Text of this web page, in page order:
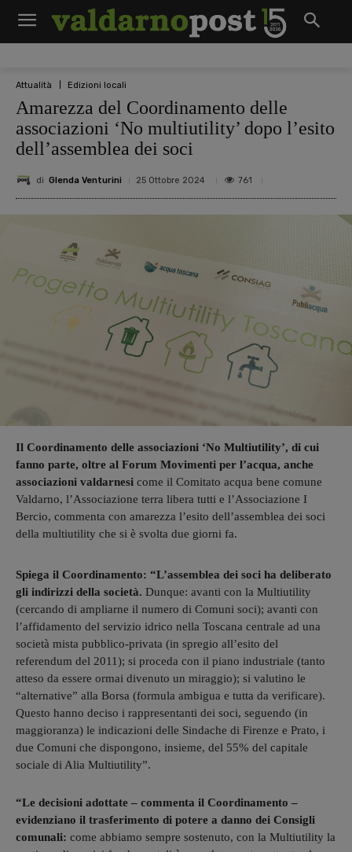
Attualità Edizioni locali
Amarezza del Coordinamento delle
associazioni ‘No multiutility’ dopo l’esito
dell’assemblea dei soci
di Glenda Venturini 25 Ottobre 2024 761
Il Coordinamento delle associazioni ‘No Multiutility’, di cui
fanno parte, oltre al Forum Movimenti per l’acqua, anche
associazioni valdarnesi come il Comitato acqua bene comune
Valdarno, l’Associazione terra libera tutti e l’Associazione I
Bercio, commenta con amarezza l’esito dell’assemblea dei soci
della multiutility che si è svolta due giorni fa.
Spiega il Coordinamento: “L’assemblea dei soci ha deliberato
gli indirizzi della società. Dunque: avanti con la Multiutility
(cercando di ampliarne il numero di Comuni soci); avanti con
l’affidamento del servizio idrico nella Toscana centrale ad una
società mista pubblico-privata (in spregio all’esito del
referendum del 2011); si proceda con il piano industriale (tanto
atteso da essere ormai divenuto un miraggio); si valutino le
“alternative” alla Borsa (formula ambigua e tutta da verificare).
Questo hanno deciso i rappresentanti dei soci, seguendo (in
maggioranza) le indicazioni delle Sindache di Firenze e Prato, i
due Comuni che dispongono, insieme, del 55% del capitale
sociale di Alia Multiutility”.
“Le decisioni adottate – commenta il Coordinamento –
evidenziano il trasferimento di potere a danno dei Consigli
comunali: come abbiamo sempre sostenuto, con la Multiutility la